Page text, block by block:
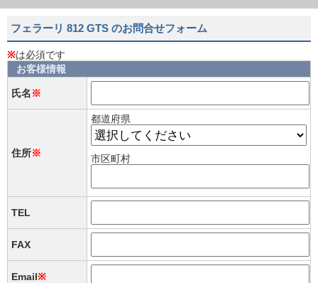
フェラーリ 812 GTS のお問合せフォーム
※は必須です
お客様情報
氏名※
住所※
都道府県
市区町村
TEL
FAX
Email※